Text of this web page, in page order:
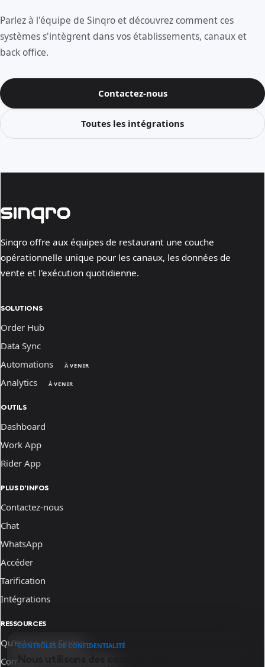
Parlez à l'équipe de Sinqro et découvrez comment ces
systèmes s'intègrent dans vos établissements, canaux et
back office.
Contactez-nous
Toutes les intégrations
Sinqro offre aux équipes de restaurant une couche
opérationnelle unique pour les canaux, les données de
vente et l'exécution quotidienne.
SOLUTIONS
Order Hub
Data Sync
Automations
À VENIR
Analytics À VENIR
OUTILS
Dashboard
Work App
Rider App
PLUS D'INFOS
Contactez-nous
Chat
WhatsApp
Accéder
Tarification
Intégrations
RESSOURCES
Qu'est-ce que Sinqro
Comment fonctionne Sinqro
CONTRÔLES DE CONFIDENTIALITÉ
Nous utilisons des cookies essentiels et des